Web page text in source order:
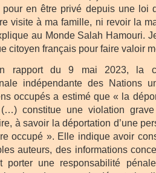
pour en être privé depuis une loi
visite à ma famille, ni revoir la
au Monde Salah Hamouri.
citoyen français pour faire valoir
rapport du 9 mai 2023, la
indépendante des Nations
occupés a estimé que « la
(…) constitue une violation
à savoir la déportation d’une
occupé ». Elle indique avoir
auteurs, des informations
porter une responsabilité